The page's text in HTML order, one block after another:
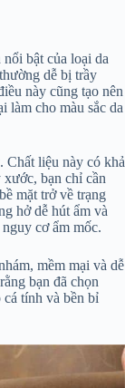
bật của loại da
dễ bị trầy
này cũng tạo nên
làm cho màu sắc da
Chất liệu này có khả
xước, bạn chỉ cần
mặt trở về trạng
hở dễ hút ẩm và
cơ ẩm mốc.
mềm mại và dễ
bạn đã chọn
tính và bền bỉ